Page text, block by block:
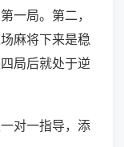
一局。第二，
麻将下来是稳
局后就处于逆
对一指导，添